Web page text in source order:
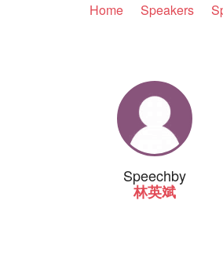
Home Speakers
Speechby
林英斌